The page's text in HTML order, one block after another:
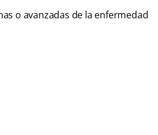
o avanzadas de la enfermedad